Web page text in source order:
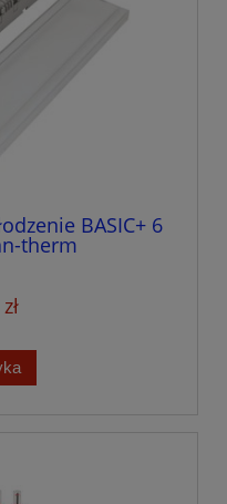
BASIC+ 6
therm